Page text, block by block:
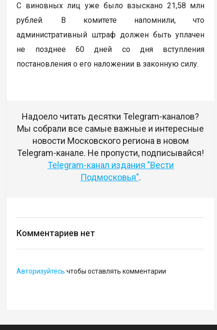
С виновных лиц уже было взыскано 21,58 млн
рублей. В комитете напомнили, что
административный штраф должен быть уплачен
не позднее 60 дней со дня вступления
постановления о его наложении в законную силу.
Надоело читать десятки Telegram-каналов?
Мы собрали все самые важные и интересные
новости Московского региона в новом
Telegram-канале. Не пропусти, подписывайся!
Telegram-канал издания "Вести
Подмосковья".
Комментариев нет
Авторизуйтесь чтобы оставлять комментарии